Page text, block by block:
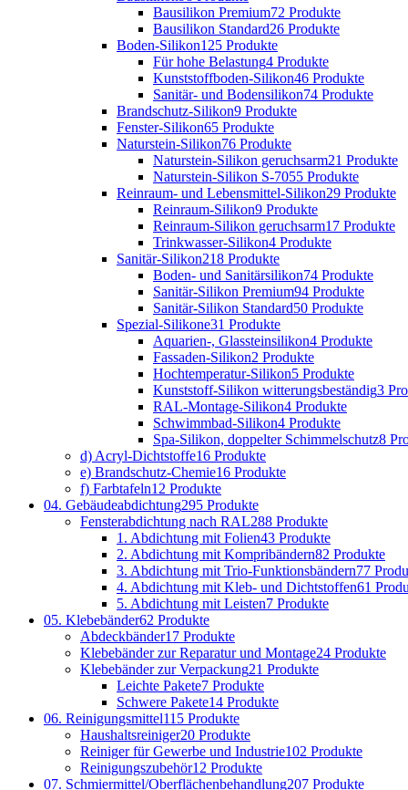
Bausilikon Premium72 Produkte
Bausilikon Standard26 Produkte
Boden-Silikon125 Produkte
Für hohe Belastung4 Produkte
Kunststoffboden-Silikon46 Produkte
Sanitär- und Bodensilikon74 Produkte
Brandschutz-Silikon9 Produkte
Fenster-Silikon65 Produkte
Naturstein-Silikon76 Produkte
Naturstein-Silikon geruchsarm21 Produkte
Naturstein-Silikon S-7055 Produkte
Reinraum- und Lebensmittel-Silikon29 Produkte
Reinraum-Silikon9 Produkte
Reinraum-Silikon geruchsarm17 Produkte
Trinkwasser-Silikon4 Produkte
Sanitär-Silikon218 Produkte
Boden- und Sanitärsilikon74 Produkte
Sanitär-Silikon Premium94 Produkte
Sanitär-Silikon Standard50 Produkte
Spezial-Silikone31 Produkte
Aquarien-, Glassteinsilikon4 Produkte
Fassaden-Silikon2 Produkte
Hochtemperatur-Silikon5 Produkte
Kunststoff-Silikon witterungsbeständig3
RAL-Montage-Silikon4 Produkte
Schwimmbad-Silikon4 Produkte
Spa-Silikon, doppelter Schimmelschutz8
d) Acryl-Dichtstoffe16 Produkte
e) Brandschutz-Chemie16 Produkte
f) Farbtafeln12 Produkte
04. Gebäudeabdichtung295 Produkte
Fensterabdichtung nach RAL288 Produkte
1. Abdichtung mit Folien43 Produkte
2. Abdichtung mit Kompribändern82 Produkte
3. Abdichtung mit Trio-Funktionsbändern77
4. Abdichtung mit Kleb- und Dichtstoffen61
5. Abdichtung mit Leisten7 Produkte
05. Klebebänder62 Produkte
Abdeckbänder17 Produkte
Klebebänder zur Reparatur und Montage24 Produkte
Klebebänder zur Verpackung21 Produkte
Leichte Pakete7 Produkte
Schwere Pakete14 Produkte
06. Reinigungsmittel115 Produkte
Haushaltsreiniger20 Produkte
Reiniger für Gewerbe und Industrie102 Produkte
Reinigungszubehör12 Produkte
07. Schmiermittel/Oberflächenbehandlung207 Produkte